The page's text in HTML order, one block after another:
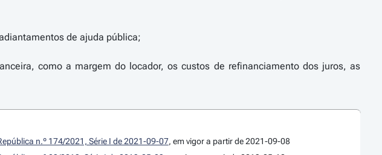
de ajuda pública;
como a margem do locador, os custos de refinanciamento dos juros, as
n.º 174/2021, Série I de 2021-09-07, em vigor a partir de 2021-09-08